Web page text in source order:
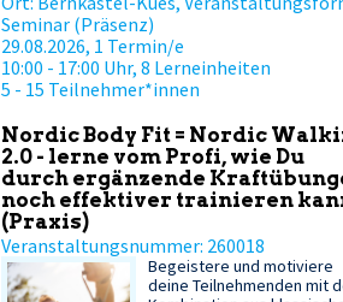
Seminar (Präsenz)
29.08.2026, 1 Termin/e
10:00 - 17:00 Uhr, 8 Lerneinheiten
5 - 15 Teilnehmer*innen
Nordic Body Fit = Nordic
2.0 - lerne vom Profi, wie Du
durch ergänzende
noch effektiver trainieren
(Praxis)
Veranstaltungsnummer: 260018
Begeistere und motiviere
deine Teilnehmenden mit